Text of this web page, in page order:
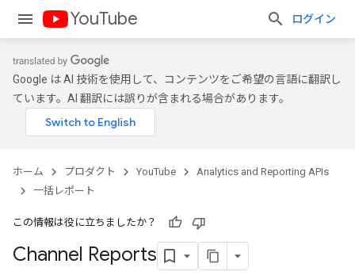
YouTube ログイン
Google は AI 技術を使用して、コンテンツをご希望の言語に翻訳し
ています。AI 翻訳には誤りが含まれる場合があります。
ホーム プロダクト YouTube
Analytics and Reporting APIs
一括レポート
この情報は役に立ちましたか？
Channel Reports